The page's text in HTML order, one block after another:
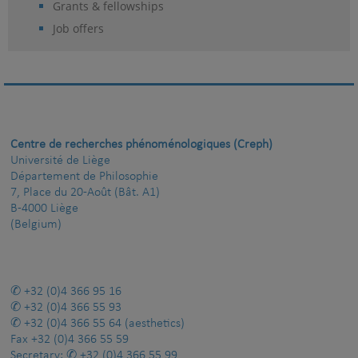
Grants & fellowships
Job offers
Centre de recherches phénoménologiques (Creph)
Université de Liège
Département de Philosophie
7, Place du 20-Août (Bât. A1)
B-4000 Liège
(Belgium)
+32 (0)4 366 95 16
+32 (0)4 366 55 93
+32 (0)4 366 55 64 (aesthetics)
Fax +32 (0)4 366 55 59